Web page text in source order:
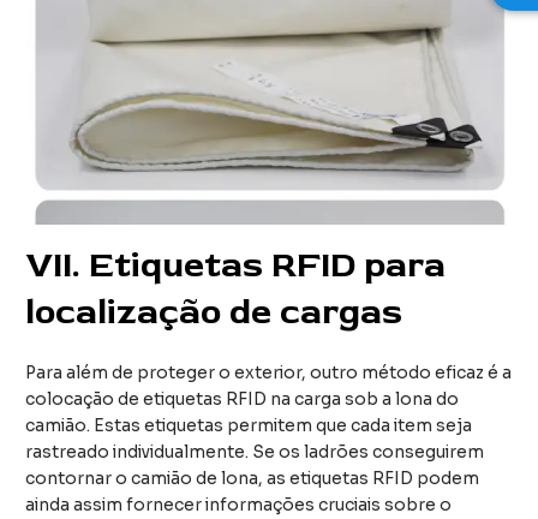
VII. Etiquetas RFID para
localização de cargas
Para além de proteger o exterior, outro método eficaz é a
colocação de etiquetas RFID na carga sob a lona do
camião. Estas etiquetas permitem que cada item seja
rastreado individualmente. Se os ladrões conseguirem
contornar o camião de lona, as etiquetas RFID podem
ainda assim fornecer informações cruciais sobre o